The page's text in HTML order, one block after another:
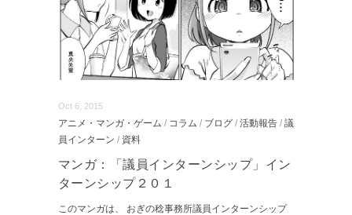
Oct 6, 2015
アニメ・マンガ・ゲーム / コラム / ブログ / 活動報告 / 議
員インターン / 資料
マンガ：「議員インターンシップ」イン
ターンシップ２０１
このマンガは、 おぎの稔事務所議員インターンシップ